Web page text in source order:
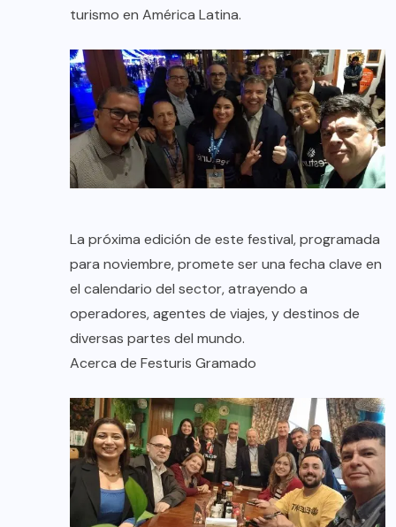
turismo en América Latina.
La próxima edición de este festival, programada
para noviembre, promete ser una fecha clave en
el calendario del sector, atrayendo a
operadores, agentes de viajes, y destinos de
diversas partes del mundo.
Acerca de Festuris Gramado